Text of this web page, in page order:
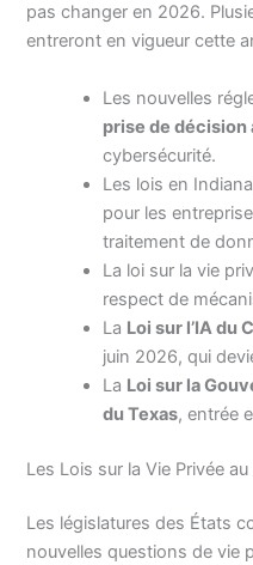
pas changer en 2026.
entreront en vigueur cette
Les nouvelles
prise de décision
cybersécurité.
Les lois en
pour les
traitement de
La loi sur la vie
respect de
La Loi sur l’IA du
juin 2026, qui
La Loi sur la
du Texas, entrée
Les Lois sur la Vie Privée
Les législatures des États
nouvelles questions de vie